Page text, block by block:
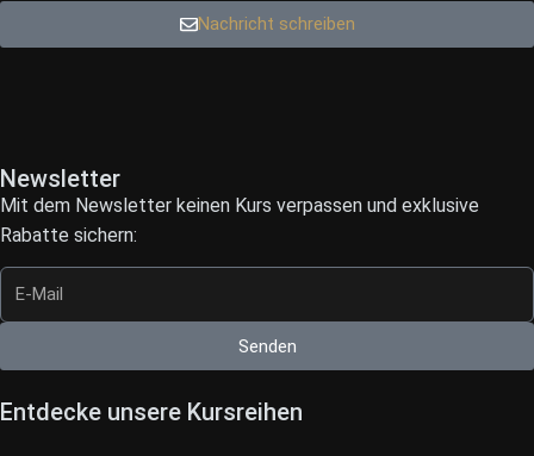
Nachricht schreiben
Newsletter
Mit dem Newsletter keinen Kurs verpassen und exklusive
Rabatte sichern:
Senden
Entdecke unsere Kursreihen